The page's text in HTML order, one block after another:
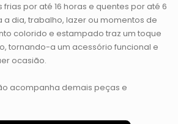
por até 16 horas e quentes por até 6
a dia, trabalho, lazer ou momentos de
colorido e estampado traz um toque
tornando-a um acessório funcional e
ocasião.
acompanha demais peças e